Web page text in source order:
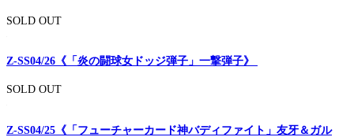
SOLD OUT
Z-SS04/26《「炎の闘球女ドッジ弾子」一撃弾子》
SOLD OUT
Z-SS04/25《「フューチャーカード神バディファイト」友牙＆ガル